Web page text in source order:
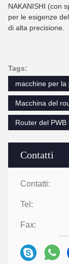
Contatti
Contatti:
Tel:
Fax:
NAKANISHI (con
per le esigenze
di alta precisione.
Tags:
macchine per
Macchina del
Router del PWB